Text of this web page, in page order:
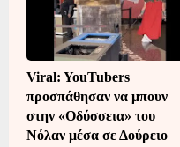
Viral: YouTubers
προσπάθησαν να μπουν
στην «Οδύσσεια» του
Νόλαν μέσα σε Δούρειο